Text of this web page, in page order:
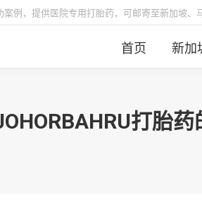
例，提供医院专用打胎药，可邮寄至新加坡、
首页 新加
打胎